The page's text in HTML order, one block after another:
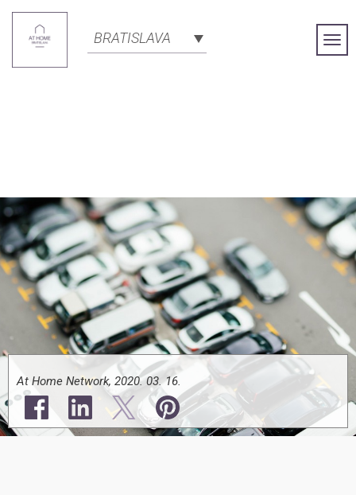
BRATISLAVA
At Home Network, 2020. 03. 16.